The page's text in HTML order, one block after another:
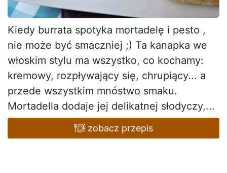
Kiedy burrata spotyka mortadelę i pesto ,
nie może być smaczniej ;) Ta kanapka we
włoskim stylu ma wszystko, co kochamy:
kremowy, rozpływający się, chrupiący... a
przede wszystkim mnóstwo smaku.
Mortadella dodaje jej delikatnej słodyczy,...
zobacz przepis